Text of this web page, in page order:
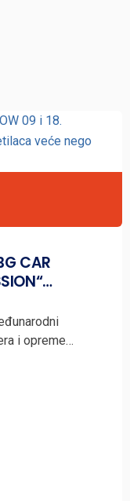
CAR
i opreme…